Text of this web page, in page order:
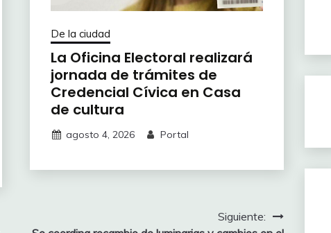
De la ciudad
La Oficina Electoral realizará
jornada de trámites de
Credencial Cívica en Casa
de cultura
agosto 4, 2026 Portal
Siguiente: